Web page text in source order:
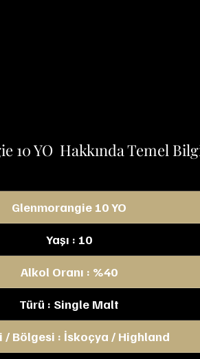
10 YO  Hakkında Temel
Glenmorangie 10 YO
Yaşı : 10
Alkol Oranı : %40
Türü : Single Malt
/ Bölgesi : İskoçya / Highland